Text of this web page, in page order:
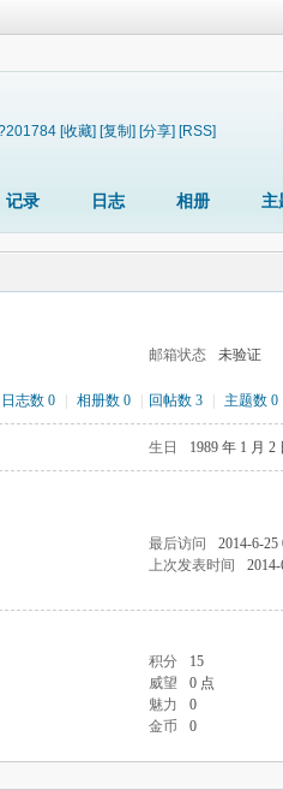
[收藏] [复制] [分享] [RSS]
记录 日志 相册 主
邮箱状态 未验证
日志数 0 相册数 0 回帖数 3 主题数 0
生日 1989 年 1 月 2
最后访问
2014-6-25
上次发表时间
积分
15
威望
0 点
魅力
0
金币 0